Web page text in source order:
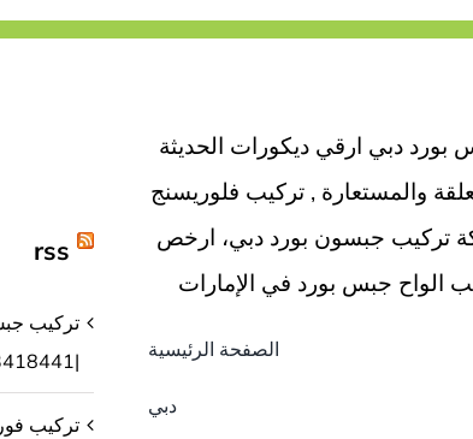
دبي ارقي ديكورات الحديثة
والمستعارة , تركيب فلوريسنج
تركيب جبسون بورد دبي، ارخص
الواح جبس بورد في الإمارات
الصفحة الرئيسية
دبي
rss
تركيب
|0503418441| اسقف جبس